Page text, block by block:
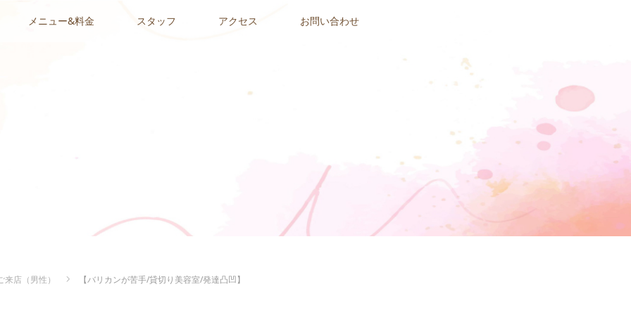
メニュー&料金 スタッフ アクセス お問い合わせ
店（男性） 【バリカンが苦手/貸切り美容室/発達凸凹】